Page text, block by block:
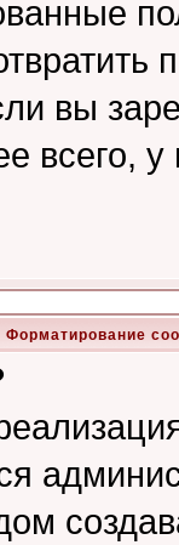
вы
всего,
Форматирование